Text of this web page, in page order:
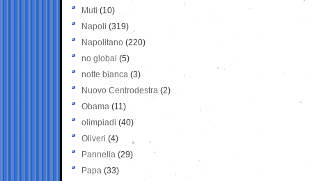
Muti (10)
Napoli (319)
Napolitano (220)
no global (5)
notte bianca (3)
Nuovo Centrodestra (2)
Obama (11)
olimpiadi (40)
Oliveri (4)
Pannella (29)
Papa (33)